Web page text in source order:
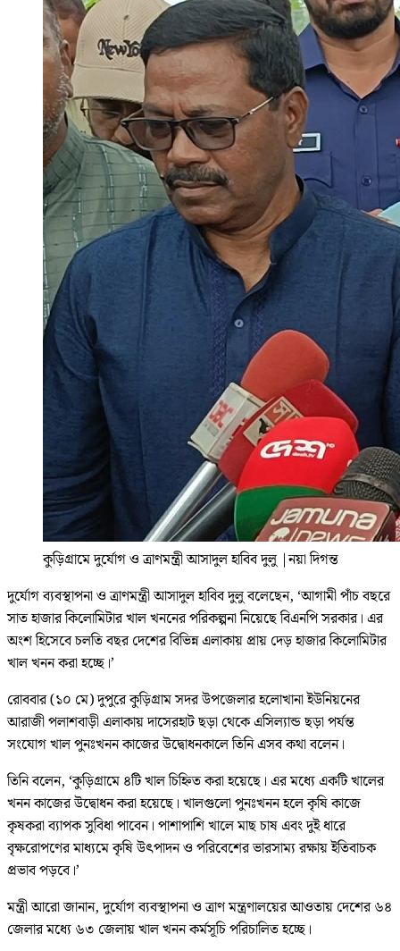
কুড়িগ্রামে দুর্যোগ ও ত্রাণমন্ত্রী আসাদুল হাবিব দুলু |নয়া দিগন্ত
দুর্যোগ ব্যবস্থাপনা ও ত্রাণমন্ত্রী আসাদুল হাবিব দুলু বলেছেন, ‘আগামী পাঁচ বছরে
সাত হাজার কিলোমিটার খাল খননের পরিকল্পনা নিয়েছে বিএনপি সরকার। এর
অংশ হিসেবে চলতি বছর দেশের বিভিন্ন এলাকায় প্রায় দেড় হাজার কিলোমিটার
খাল খনন করা হচ্ছে।’
রোববার (১০ মে) দুপুরে কুড়িগ্রাম সদর উপজেলার হলোখানা ইউনিয়নের
আরাজী পলাশবাড়ী এলাকায় দাসেরহাট ছড়া থেকে এসিল্যান্ড ছড়া পর্যন্ত
সংযোগ খাল পুনঃখনন কাজের উদ্বোধনকালে তিনি এসব কথা বলেন।
তিনি বলেন, ‘কুড়িগ্রামে ৪টি খাল চিহ্নিত করা হয়েছে। এর মধ্যে একটি খালের
খনন কাজের উদ্বোধন করা হয়েছে। খালগুলো পুনঃখনন হলে কৃষি কাজে
কৃষকরা ব্যাপক সুবিধা পাবেন। পাশাপাশি খালে মাছ চাষ এবং দুই ধারে
বৃক্ষরোপণের মাধ্যমে কৃষি উৎপাদন ও পরিবেশের ভারসাম্য রক্ষায় ইতিবাচক
প্রভাব পড়বে।’
মন্ত্রী আরো জানান, দুর্যোগ ব্যবস্থাপনা ও ত্রাণ মন্ত্রণালয়ের আওতায় দেশের ৬৪
জেলার মধ্যে ৬৩ জেলায় খাল খনন কর্মসূচি পরিচালিত হচ্ছে।